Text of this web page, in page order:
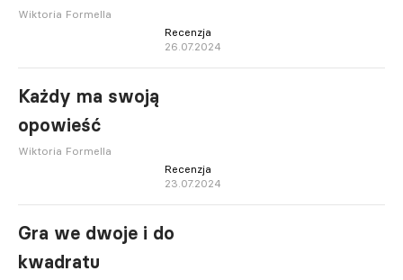
Wiktoria Formella
Recenzja
26.07.2024
Każdy ma swoją
opowieść
Wiktoria Formella
Recenzja
23.07.2024
Gra we dwoje i do
kwadratu